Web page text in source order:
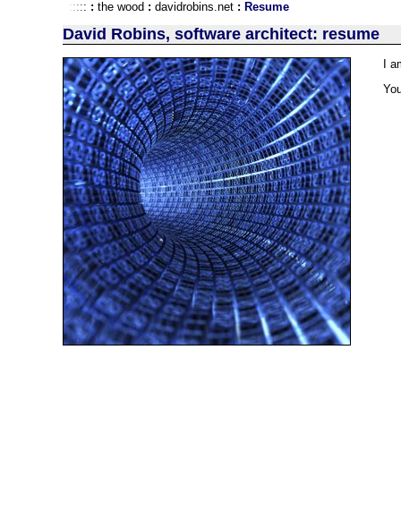
: :::: : the wood : davidrobins.net : Resume
David Robins, software architect: resume
I